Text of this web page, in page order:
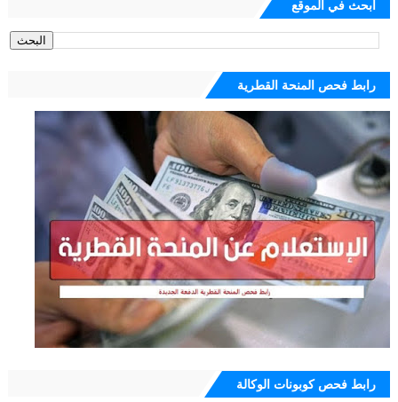
ابحث في الموقع
رابط فحص المنحة القطرية
رابط فحص كوبونات الوكالة